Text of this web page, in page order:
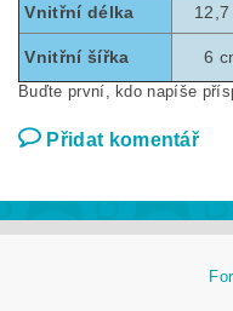
Vnitřní délka 12,7
Vnitřní šířka 6
Buďte první, kdo napíše
Přidat komentář